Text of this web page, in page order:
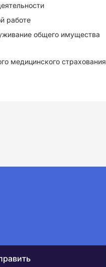
работе
общего имущества
медицинского страхования